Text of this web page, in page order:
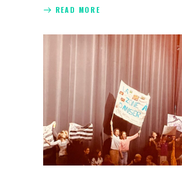
READ MORE